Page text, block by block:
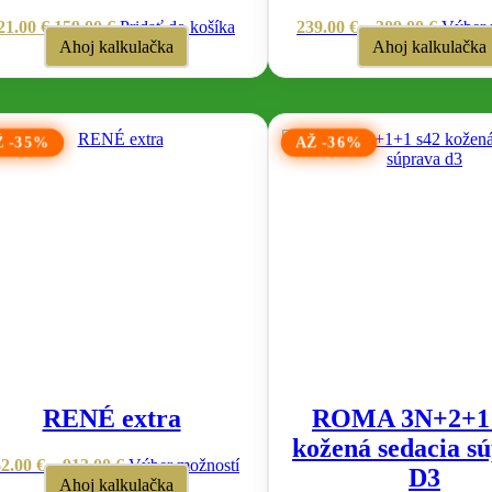
€ 159.00€ Pridať do košíka
Ahoj kalkulačka
239.00 € – 309.00€Price
range:
239.00
Výber
Ahoj kalkulačka
-35%
RENÉ extra
€ – 913.00€Price
range:
Výber možnostíTento
Ahoj kalkulačka
AŽ -36%
ROMA 3N+2+1
kožená sedacia
D3